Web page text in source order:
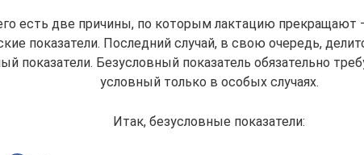
есть две причины, по которым лактацию
показатели. Последний случай, в свою очередь,
показатели. Безусловный показатель обязательно
условный только в особых случаях.
Итак, безусловные показатели: